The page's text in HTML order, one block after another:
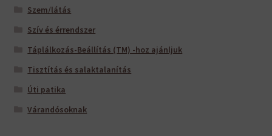
Szem/látás
Szív és érrendszer
Táplálkozás-Beállítás (TM) -hoz ajánljuk
Tisztítás és salaktalanítás
Úti patika
Várandósoknak